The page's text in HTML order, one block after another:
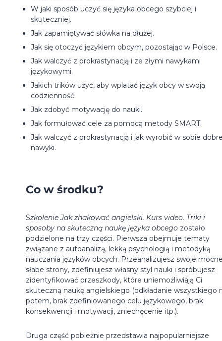
W jaki sposób uczyć się języka obcego szybciej i
skuteczniej.
Jak zapamiętywać słówka na dłużej.
Jak się otoczyć językiem obcym, pozostając w Polsce.
Jak walczyć z prokrastynacją i ze złymi nawykami
językowymi.
Jakich trików użyć, aby wplatać język obcy w swoją
codzienność.
Jak zdobyć motywację do nauki.
Jak formułować cele za pomocą metody SMART.
Jak walczyć z prokrastynacją i jak wyrobić w sobie
nawyki.
Co w środku?
Szkolenie Jak zhakować angielski. Kurs video. Triki i
sposoby na skuteczną naukę języka obcego zostało
podzielone na trzy części. Pierwsza obejmuje tematy
związane z autoanalizą, lekką psychologią i metodyką
nauczania języków obcych. Przeanalizujesz swoje
słabe strony, zdefiniujesz własny styl nauki i spróbujesz
zidentyfikować przeszkody, które uniemożliwiają Ci
skuteczną naukę angielskiego (odkładanie wszystkiego
potem, brak zdefiniowanego celu językowego, brak
konsekwencji i motywacji, zniechęcenie itp.).
Druga część pobieżnie przedstawia najpopularniejsze